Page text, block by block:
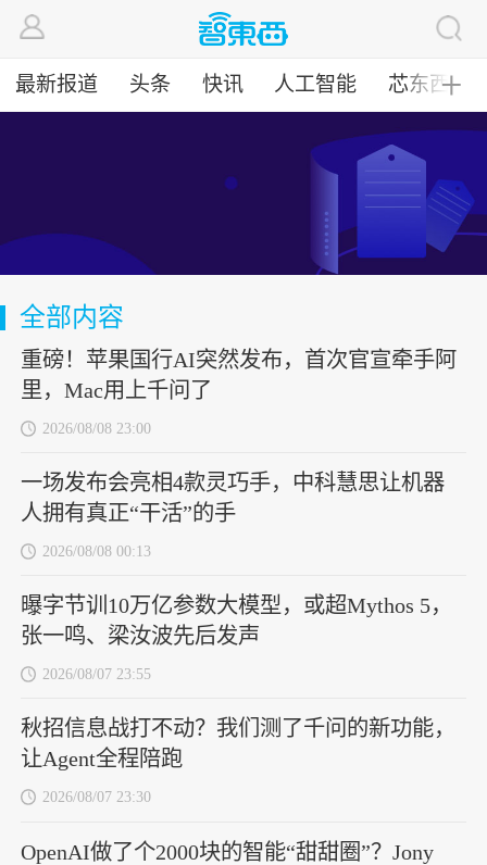
最新报道 头条 快讯 人工智能 芯东西╋
全部内容
重磅！苹果国行AI突然发布，首次官宣牵手阿
里，Mac用上千问了
2026/08/08 23:00
一场发布会亮相4款灵巧手，中科慧思让机器
人拥有真正“干活”的手
2026/08/08 00:13
曝字节训10万亿参数大模型，或超Mythos 5，
张一鸣、梁汝波先后发声
2026/08/07 23:55
秋招信息战打不动？我们测了千问的新功能，
让Agent全程陪跑
2026/08/07 23:30
OpenAI做了个2000块的智能“甜甜圈”？Jony